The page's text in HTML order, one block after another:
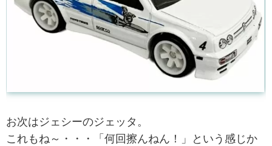
お次はジェシーのジェッタ。
これもね～・・・「何回擦んねん！」という感じか